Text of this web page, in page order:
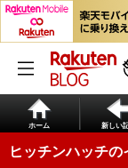
ホーム 新しい
ヒッチンハッチ